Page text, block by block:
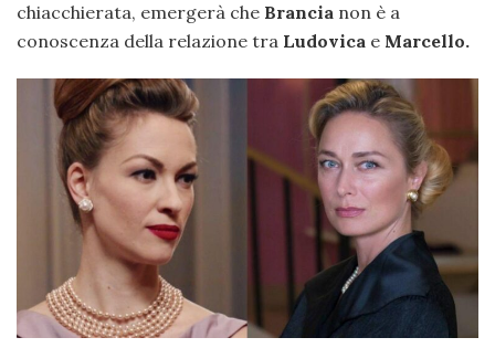
chiacchierata, emergerà che Brancia non è a
conoscenza della relazione tra Ludovica e Marcello.